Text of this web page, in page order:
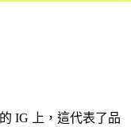
IG 上，這代表了品